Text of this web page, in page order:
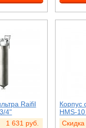
Raifil
4"
1 631 руб.
Корпус
HMS-
Скидка